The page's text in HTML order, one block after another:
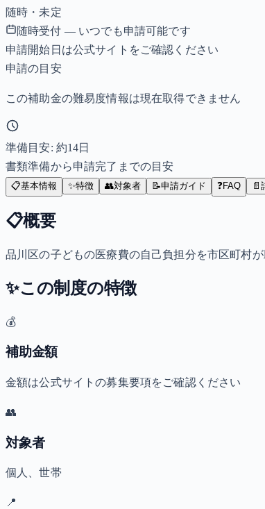
随時・未定
随時受付 — いつでも申請可能です
申請開始日は公式サイトをご確認ください
申請の目安
この補助金の難易度情報は現在取得できません
準備目安: 約14日
書類準備から申請完了までの目安
📋基本情報 ✨特徴 👥対象者 📝申請ガイド ❓FAQ 📄
📋概要
品川区の子どもの医療費の自己負担分を市区町村
✨この制度の特徴
💰
補助金額
金額は公式サイトの募集要項をご確認ください
👥
対象者
個人、世帯
📍